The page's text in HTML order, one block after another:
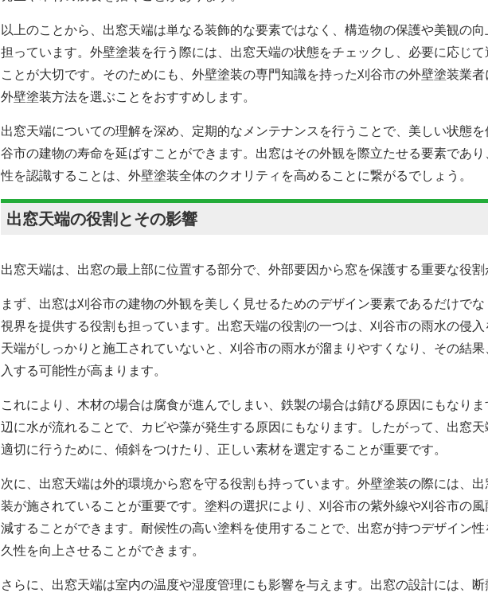
以上のことから、出窓天端は単なる装飾的な要素ではなく、構造物の保護や美観の
担っています。外壁塗装を行う際には、出窓天端の状態をチェックし、必要に応じて
ことが大切です。そのためにも、外壁塗装の専門知識を持った刈谷市の外壁塗装業者
外壁塗装方法を選ぶことをおすすめします。
出窓天端についての理解を深め、定期的なメンテナンスを行うことで、美しい状態を
谷市の建物の寿命を延ばすことができます。出窓はその外観を際立たせる要素であ
性を認識することは、外壁塗装全体のクオリティを高めることに繋がるでしょう。
出窓天端の役割とその影響
出窓天端は、出窓の最上部に位置する部分で、外部要因から窓を保護する重要な役割
まず、出窓は刈谷市の建物の外観を美しく見せるためのデザイン要素であるだけで
視界を提供する役割も担っています。出窓天端の役割の一つは、刈谷市の雨水の侵入
天端がしっかりと施工されていないと、刈谷市の雨水が溜まりやすくなり、その結
入する可能性が高まります。
これにより、木材の場合は腐食が進んでしまい、鉄製の場合は錆びる原因にもなりま
辺に水が流れることで、カビや藻が発生する原因にもなります。したがって、出窓
適切に行うために、傾斜をつけたり、正しい素材を選定することが重要です。
次に、出窓天端は外的環境から窓を守る役割も持っています。外壁塗装の際には、
装が施されていることが重要です。塗料の選択により、刈谷市の紫外線や刈谷市の
減することができます。耐候性の高い塗料を使用することで、出窓が持つデザイン
久性を向上させることができます。
さらに、出窓天端は室内の温度や湿度管理にも影響を与えます。出窓の設計には、